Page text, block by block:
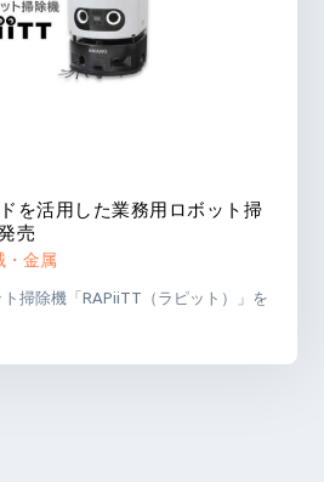
を活用した業務用ロボット掃
売
・金属
掃除機「RAPiiTT（ラピット）」を